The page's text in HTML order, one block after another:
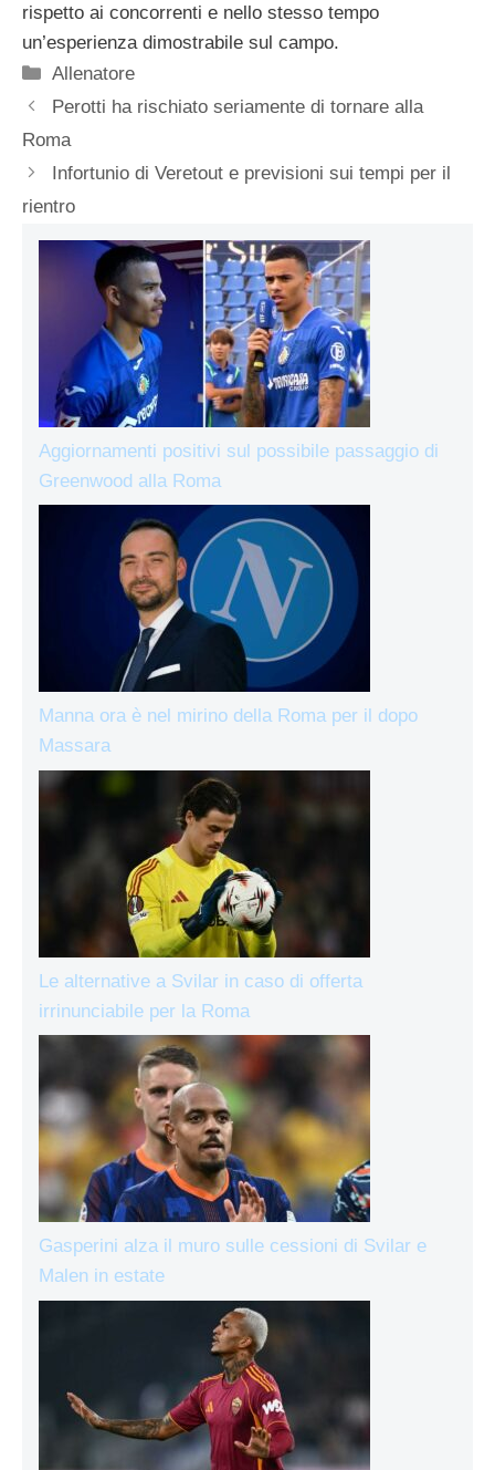
rispetto ai concorrenti e nello stesso tempo
un’esperienza dimostrabile sul campo.
Categorie
Allenatore
Perotti ha rischiato seriamente di tornare alla
Roma
Infortunio di Veretout e previsioni sui tempi per il
rientro
Aggiornamenti positivi sul possibile passaggio di
Greenwood alla Roma
Manna ora è nel mirino della Roma per il dopo
Massara
Le alternative a Svilar in caso di offerta
irrinunciabile per la Roma
Gasperini alza il muro sulle cessioni di Svilar e
Malen in estate